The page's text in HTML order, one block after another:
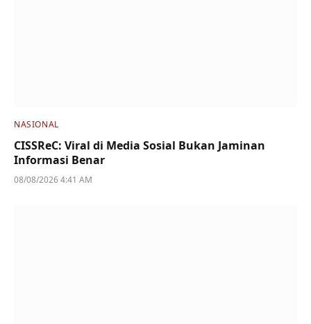
NASIONAL
CISSReC: Viral di Media Sosial Bukan Jaminan
Informasi Benar
08/08/2026 4:41 AM